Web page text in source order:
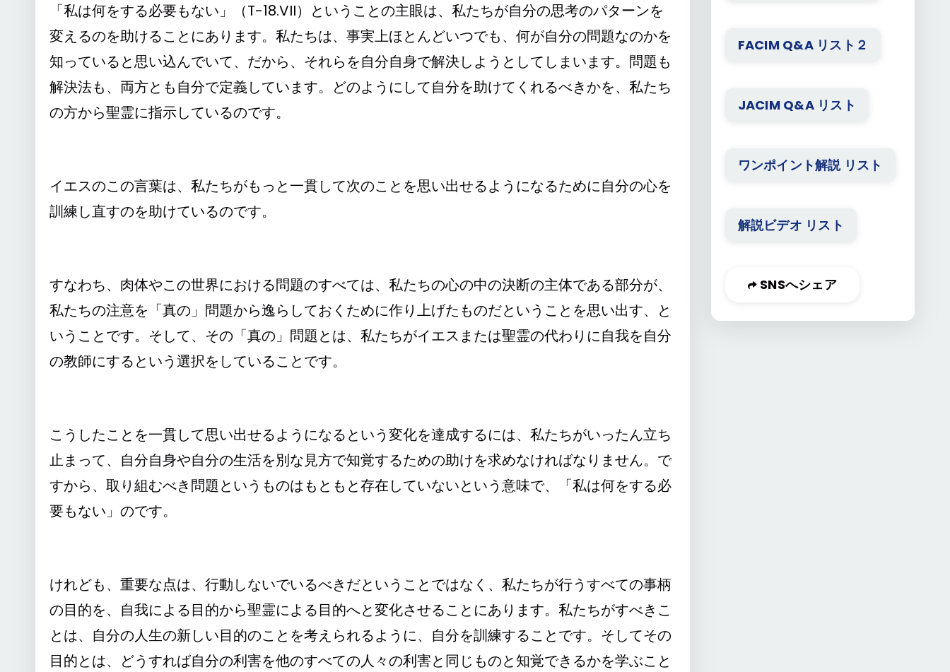
「私は何をする必要もない」（T-18.VII）ということの主眼は、私たちが自分の思考のパターンを
変えるのを助けることにあります。私たちは、事実上ほとんどいつでも、何が自分の問題なのかを
知っていると思い込んでいて、だから、それらを自分自身で解決しようとしてしまいます。問題も
解決法も、両方とも自分で定義しています。どのようにして自分を助けてくれるべきかを、私たち
の方から聖霊に指示しているのです。
イエスのこの言葉は、私たちがもっと一貫して次のことを思い出せるようになるために自分の心を
訓練し直すのを助けているのです。
すなわち、肉体やこの世界における問題のすべては、私たちの心の中の決断の主体である部分が、
私たちの注意を「真の」問題から逸らしておくために作り上げたものだということを思い出す、と
いうことです。そして、その「真の」問題とは、私たちがイエスまたは聖霊の代わりに自我を自分
の教師にするという選択をしていることです。
こうしたことを一貫して思い出せるようになるという変化を達成するには、私たちがいったん立ち
止まって、自分自身や自分の生活を別な見方で知覚するための助けを求めなければなりません。で
すから、取り組むべき問題というものはもともと存在していないという意味で、「私は何をする必
要もない」のです。
けれども、重要な点は、行動しないでいるべきだということではなく、私たちが行うすべての事柄
の目的を、自我による目的から聖霊による目的へと変化させることにあります。私たちがすべきこ
とは、自分の人生の新しい目的のことを考えられるように、自分を訓練することです。そしてその
目的とは、どうすれば自分の利害を他のすべての人々の利害と同じものと知覚できるかを学ぶこと
FACIM Q&A リスト２
JACIM Q&A リスト
ワンポイント解説 リスト
解説ビデオ リスト
SNSへシェア